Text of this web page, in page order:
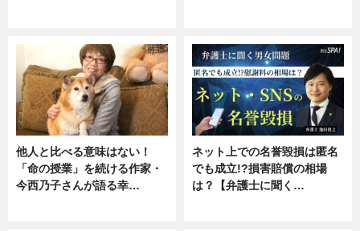
他人と比べる意味はない！
「命の授業」を続ける作家・
今西乃子さんが語る幸…
ネット上での名誉毀損は匿名
でも成立!?損害賠償の相場
は？【弁護士に聞く…